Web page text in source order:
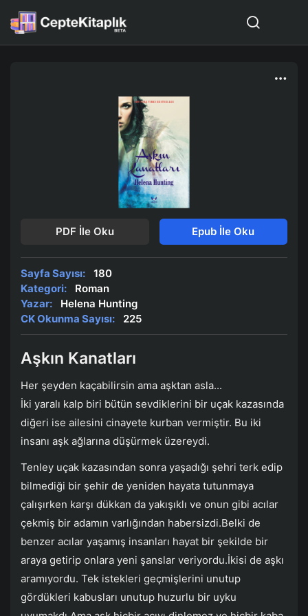
PDF İle Oku Epub İle Oku
Sayfa Sayısı:
180
Kategori:
Roman
Yazar:
Helena Hunting
CK Okunma Sayısı:
225
Aşkın Kanatları
Her şeyden kaçabilirsin ama aşktan asla...
İki yaralı kalp biri bütün sevdiklerini bir uçak kazasında
diğeri ise ailesini cinayete kurban vermiştir. Bu iki
insanı aşk ağlarına düşürmek üzereydi.
Tenley uçak kazasından sonra yaşadığı şehri terk edip
bilmediği bir şehir de yeniden hayata tutunmaya
çalışırken karşı dükkan da yakışıklı ve onun gibi acılar
çekmiş bir adamın varlığından habersizdi.Belki de
benzer acılar yaşamış insanları hayat bir şekilde bir
araya getirip onlara yeni şanslar veriyordu.İkisi de aşkı
aramıyordu. Tek istekleri geçmişlerini unutup
gördükleri kabusları unutup huzurlu bir uyku